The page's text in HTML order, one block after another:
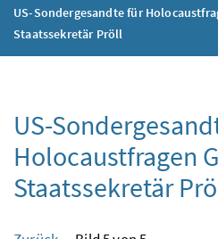
US-Sondergesandte für
Staatssekretär Pröll
US-
Holocaustfragen
Staatssekretär